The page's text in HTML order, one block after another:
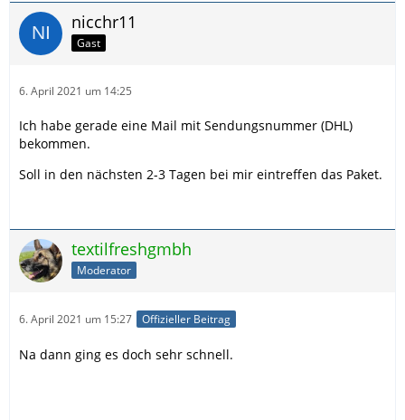
nicchr11
Gast
6. April 2021 um 14:25
Ich habe gerade eine Mail mit Sendungsnummer (DHL)
bekommen.
Soll in den nächsten 2-3 Tagen bei mir eintreffen das Paket.
textilfreshgmbh
Moderator
6. April 2021 um 15:27 Offizieller Beitrag
Na dann ging es doch sehr schnell.